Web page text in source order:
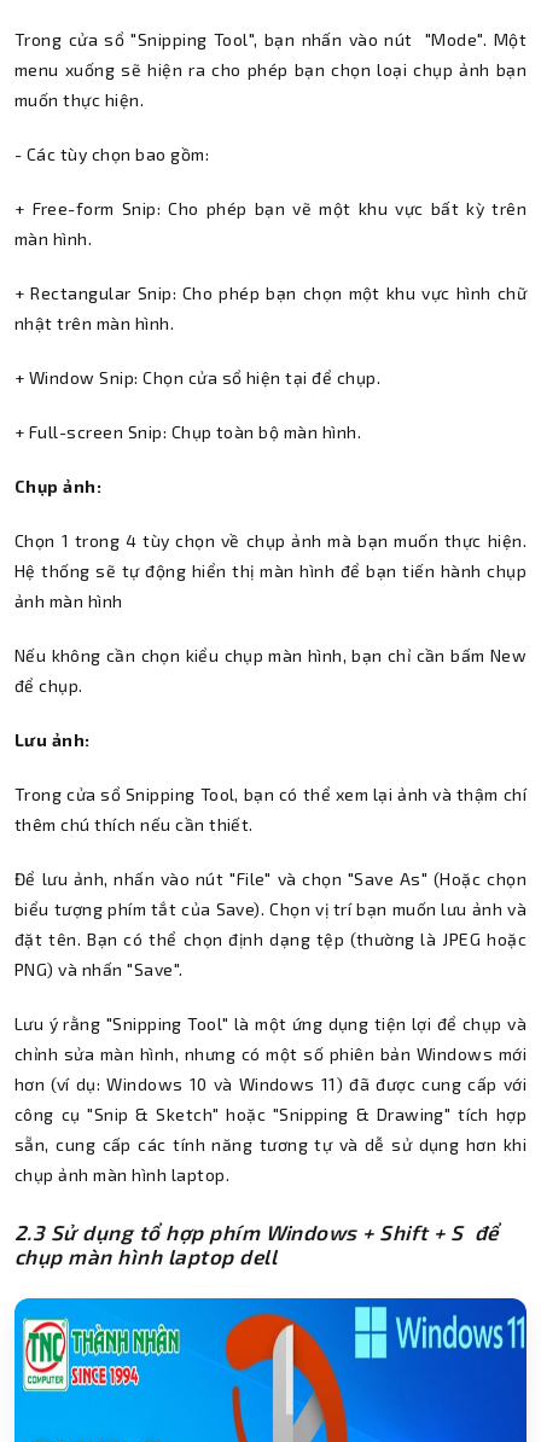
Trong cửa sổ "Snipping Tool", bạn nhấn vào nút "Mode". Một
menu xuống sẽ hiện ra cho phép bạn chọn loại chụp ảnh bạn
muốn thực hiện.
- Các tùy chọn bao gồm:
+ Free-form Snip: Cho phép bạn vẽ một khu vực bất kỳ trên
màn hình.
+ Rectangular Snip: Cho phép bạn chọn một khu vực hình chữ
nhật trên màn hình.
+ Window Snip: Chọn cửa sổ hiện tại để chụp.
+ Full-screen Snip: Chụp toàn bộ màn hình.
Chụp ảnh:
Chọn 1 trong 4 tùy chọn về chụp ảnh mà bạn muốn thực hiện.
Hệ thống sẽ tự động hiển thị màn hình để bạn tiến hành chụp
ảnh màn hình
Nếu không cần chọn kiểu chụp màn hình, bạn chỉ cần bấm New
để chụp.
Lưu ảnh:
Trong cửa sổ Snipping Tool, bạn có thể xem lại ảnh và thậm chí
thêm chú thích nếu cần thiết.
Để lưu ảnh, nhấn vào nút "File" và chọn "Save As" (Hoặc chọn
biểu tượng phím tắt của Save). Chọn vị trí bạn muốn lưu ảnh và
đặt tên. Bạn có thể chọn định dạng tệp (thường là JPEG hoặc
PNG) và nhấn "Save".
Lưu ý rằng "Snipping Tool" là một ứng dụng tiện lợi để chụp và
chỉnh sửa màn hình, nhưng có một số phiên bản Windows mới
hơn (ví dụ: Windows 10 và Windows 11) đã được cung cấp với
công cụ "Snip & Sketch" hoặc "Snipping & Drawing" tích hợp
sẵn, cung cấp các tính năng tương tự và dễ sử dụng hơn khi
chụp ảnh màn hình laptop.
2.3 Sử dụng tổ hợp phím Windows + Shift + S để
chụp màn hình laptop dell